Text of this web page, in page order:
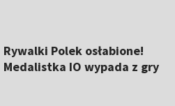
Rywalki Polek osłabione!
Medalistka IO wypada z gry